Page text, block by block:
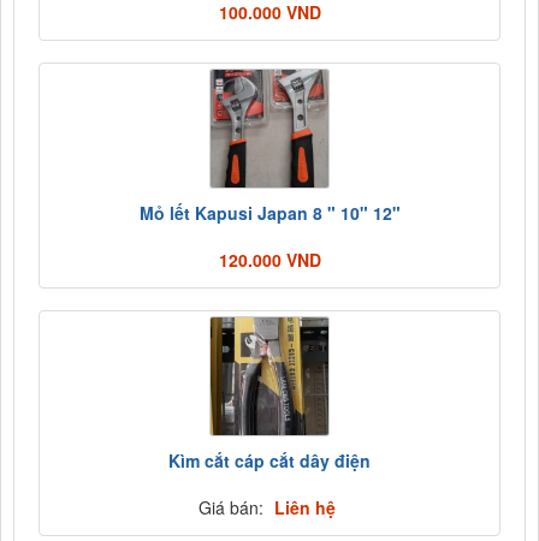
100.000 VND
Mỏ lết Kapusi Japan 8 " 10" 12"
120.000 VND
Kìm cắt cáp cắt dây điện
Giá bán: Liên hệ